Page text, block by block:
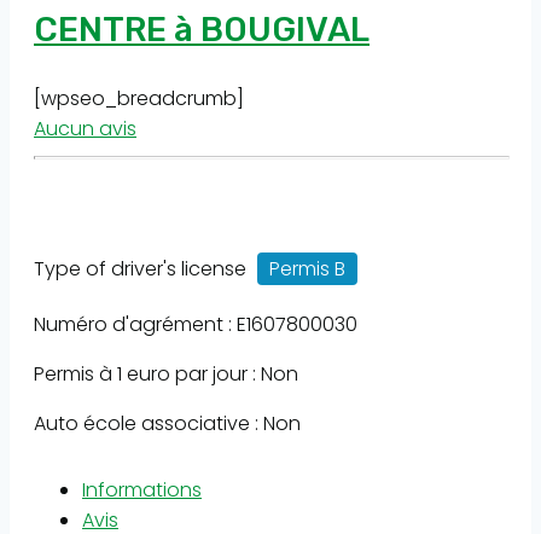
CENTRE à BOUGIVAL
[wpseo_breadcrumb]
Aucun avis
Type of driver's license
Permis B
Numéro d'agrément : E1607800030
Permis à 1 euro par jour : Non
Auto école associative : Non
Informations
Avis